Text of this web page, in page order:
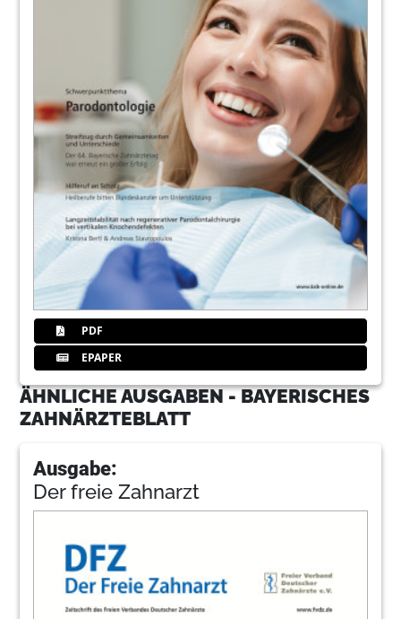
PDF
EPAPER
ÄHNLICHE AUSGABEN - BAYERISCHES
ZAHNÄRZTEBLATT
Ausgabe:
Der freie Zahnarzt